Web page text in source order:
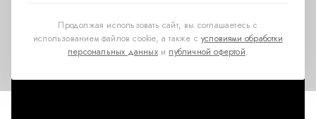
Продолжая использовать сайт, вы соглашаетесь с
использованием файлов cookie, а также сусловиями обработки
персональных данныхи публичной офертой.